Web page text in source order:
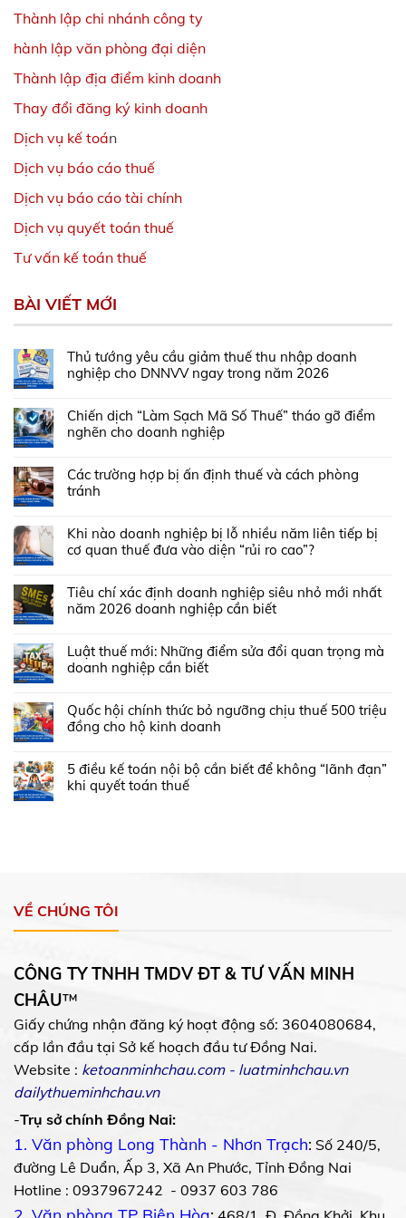
Thành lập chi nhánh công ty
hành lập văn phòng đại diện
Thành lập địa điểm kinh doanh
Thay đổi đăng ký kinh doanh
Dịch vụ kế toán
Dịch vụ báo cáo thuế
Dịch vụ báo cáo tài chính
Dịch vụ quyết toán thuế
Tư vấn kế toán thuế
BÀI VIẾT MỚI
Thủ tướng yêu cầu giảm thuế thu nhập doanh
nghiệp cho DNNVV ngay trong năm 2026
Chiến dịch “Làm Sạch Mã Số Thuế” tháo gỡ điểm
nghẽn cho doanh nghiệp
Các trường hợp bị ấn định thuế và cách phòng
tránh
Khi nào doanh nghiệp bị lỗ nhiều năm liên tiếp bị
cơ quan thuế đưa vào diện “rủi ro cao”?
Tiêu chí xác định doanh nghiệp siêu nhỏ mới nhất
năm 2026 doanh nghiệp cần biết
Luật thuế mới: Những điểm sửa đổi quan trọng mà
doanh nghiệp cần biết
Quốc hội chính thức bỏ ngưỡng chịu thuế 500 triệu
đồng cho hộ kinh doanh
5 điều kế toán nội bộ cần biết để không “lãnh đạn”
khi quyết toán thuế
VỀ CHÚNG TÔI
CÔNG TY TNHH TMDV ĐT & TƯ VẤN MINH
CHÂU™
Giấy chứng nhận đăng ký hoạt động số: 3604080684,
cấp lần đầu tại Sở kế hoạch đầu tư Đồng Nai.
Website : ketoanminhchau.com- luatminhchau.vn
dailythueminhchau.vn
-Trụ sở chính Đồng Nai:
1. Văn phòng Long Thành - Nhơn Trạch: Số 240/5,
đường Lê Duẩn, Ấp 3, Xã An Phước, Tỉnh Đồng Nai
Hotline : 0937967242 - 0937 603 786
2. Văn phòng TP Biên Hòa: